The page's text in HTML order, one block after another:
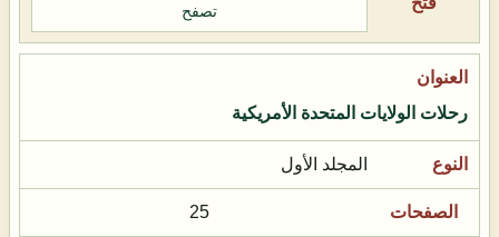
تصفح
رحلات الولايات المتحدة الأمريكية
المجلد الأول
25